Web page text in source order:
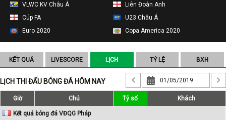
VLWC KV Châu Á
Liên Đoàn Anh
Cúp FA
U23 Châu Á
Euro 2020
Copa America 2020
KẾT QUẢ LIVESCORE LỊCH TỶ LỆ BXH
LỊCH THI ĐẤU BÓNG ĐÁ HÔM NAY
Giờ Chủ Tỷ số Khách
Kết quả bóng đá VĐQG Pháp